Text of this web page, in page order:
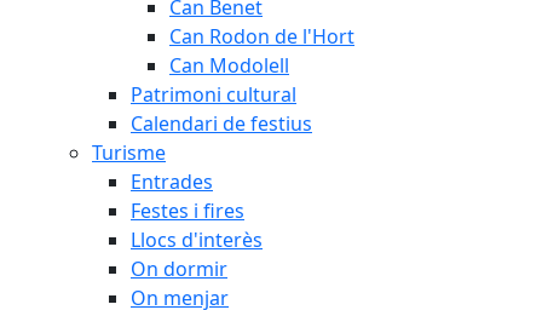
Can Benet
Can Rodon de l'Hort
Can Modolell
Patrimoni cultural
Calendari de festius
Turisme
Entrades
Festes i fires
Llocs d'interès
On dormir
On menjar